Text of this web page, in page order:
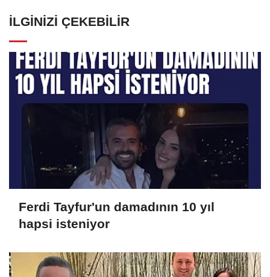
İLGINIZI ÇEKEBILIR
Ferdi Tayfur'un damadının 10 yıl
hapsi isteniyor